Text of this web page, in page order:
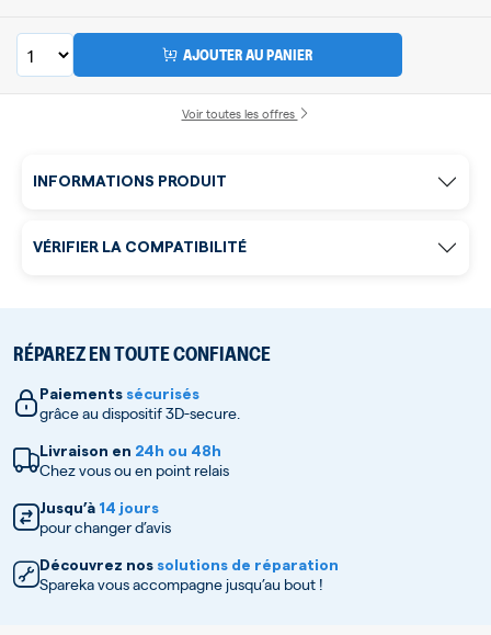
AJOUTER AU PANIER
Voir toutes les offres
INFORMATIONS PRODUIT
RÉPAREZ EN TOUTE CONFIANCE
Paiements sécurisés
grâce au dispositif 3D-secure.
Livraison en 24h ou 48h
Chez vous ou en point relais
Jusqu’à 14 jours
pour changer d’avis
Découvrez nos solutions de réparation
Spareka vous accompagne jusqu’au bout !
VÉRIFIER LA COMPATIBILITÉ